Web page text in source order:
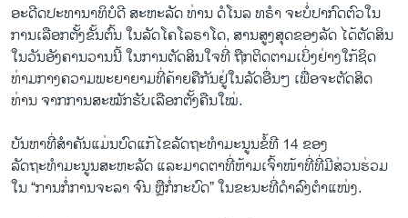
ພາສາຕ່າງໆ
ອະດີດປະທານາທິບໍດີ ສະຫະລັດ ທ່ານ ດໍໂນລ ທຣຳ ຈະບໍ່ປາກົດຕົວໃນ
ການເລືອກຕັ້ງຂັ້ນຕົ້ນ ໃນລັດໂຄໂລຣາໂດ, ສານສູງສຸດຂອງລັດ ໄດ້ຕັດສິນ
ໃນວັນອັງຄານວານນີ້ ໃນການຕັດສິນໃຈທີ່ ຖືກຕິດຕາມເບິ່ງຢ່າງໃກ້ຊິດ
ທ່າມກາງຄວາມພະຍາຍາມທີ່ຄ້າຍຄືກັນຢູ່ໃນລັດອື່ນໆ ເພື່ອຈະຕັດສິດ
ທ່ານ ຈາກການສະໝັກຮັບເລືອກຕັ້ງຄືນໃໝ່.
​ບັນ​ຫາທີ່ສຳຄັນ​ແມ່ນບົດແກ້ໄຂ​ລັດຖະທຳມະນູນຂໍ້ທີ 14 ຂອງ
ລັດຖະທຳມະນູນ​ສະ​ຫະ​ລັດ ແລະ​ມາດຕາ​ທີ່​ຫ້າມ​ເຈົ້າ​ໜ້າ​ທີ່​ທີ່​ມີ​ສ່ວນ​ຮ່ວມ​
ໃນ “​ການກໍ່ການຈະລາ ຈົນ ຫຼື​ກໍ່​ກະ​ບົດ” ​ໃນ​ຂະ​ນະ​ທີ່ດຳ​ລົງ​ຕຳ​ແໜ່ງ.